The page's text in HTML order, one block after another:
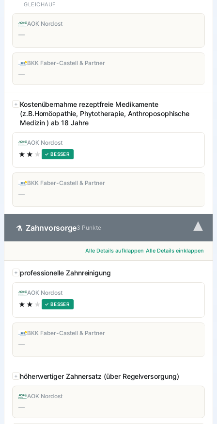
GLEICHAUF
AOK Nordost
—
BKK Faber-Castell & Partner
—
Kostenübernahme rezeptfreie Medikamente
(z.B.Homöopathie, Phytotherapie, Anthroposophische
Medizin ) ab 18 Jahre
AOK Nordost
★★ ★ ✓ BESSER
BKK Faber-Castell & Partner
—
⚗ Zahnvorsorge3 Punkte ▾
Alle Details aufklappen Alle Details einklappen
professionelle Zahnreinigung
AOK Nordost
★★ ★ ✓ BESSER
BKK Faber-Castell & Partner
—
höherwertiger Zahnersatz (über Regelversorgung)
AOK Nordost
—